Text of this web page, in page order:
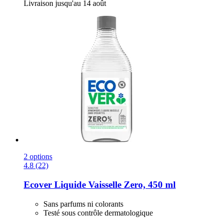
Livraison jusqu'au 14 août
2 options
4.8 (22)
Ecover Liquide Vaisselle Zero, 450 ml
Sans parfums ni colorants
Testé sous contrôle dermatologique